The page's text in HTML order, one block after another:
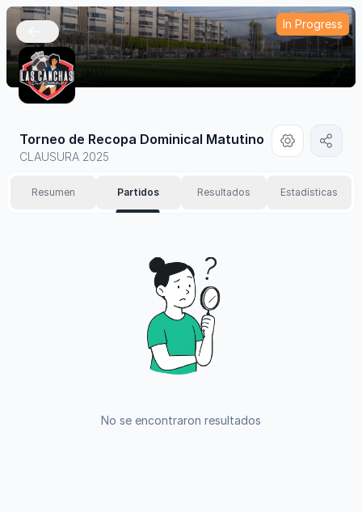
In Progress
Torneo de Recopa Dominical Matutino
CLAUSURA 2025
Resumen Partidos Resultados Estadísticas
No se encontraron resultados